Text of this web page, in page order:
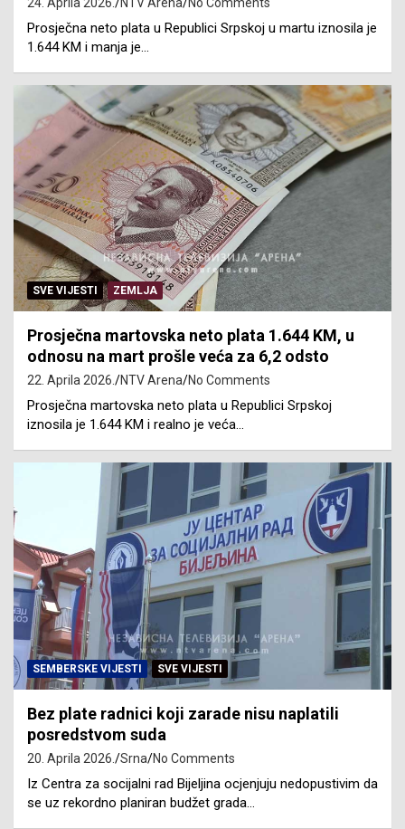
Prosječna neto plata u Republici Srpskoj u martu iznosila je
1.644 KM i manja je…
SVE VIJESTI ZEMLJA
Prosječna martovska neto plata 1.644 KM, u
odnosu na mart prošle veća za 6,2 odsto
22. Aprila 2026. NTV Arena No Comments
Prosječna martovska neto plata u Republici Srpskoj
iznosila je 1.644 KM i realno je veća…
SEMBERSKE VIJESTI SVE VIJESTI
Bez plate radnici koji zarade nisu naplatili
posredstvom suda
20. Aprila 2026. Srna No Comments
Iz Centra za socijalni rad Bijeljina ocjenjuju nedopustivim da
se uz rekordno planiran budžet grada…